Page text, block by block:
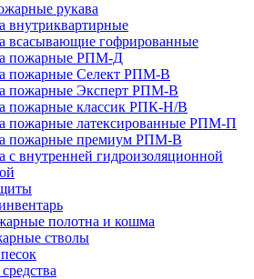
рукава
внутриквартирные
всасывающие гофрированные
пожарные РПМ-Д
пожарные Селект РПМ-В
пожарные Эксперт РПМ-В
пожарные классик РПК-Н/В
пожарные латексированные РПМ-П
пожарные премиум РПМ-В
с внутренней гидроизоляционной
полотна и кошма
стволы